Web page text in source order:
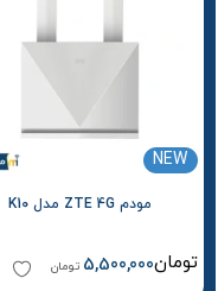
NEW
مودم ZTE 4G مدل K10
5,500,000 تومان تومان